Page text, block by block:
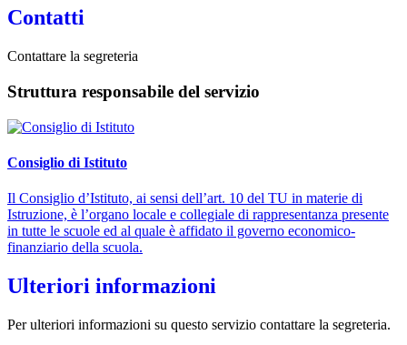
Contatti
Contattare la segreteria
Struttura responsabile del servizio
Consiglio di Istituto
Il Consiglio d’Istituto, ai sensi dell’art. 10 del TU in materie di
Istruzione, è l’organo locale e collegiale di rappresentanza presente
in tutte le scuole ed al quale è affidato il governo economico-
finanziario della scuola.
Ulteriori informazioni
Per ulteriori informazioni su questo servizio contattare la segreteria.